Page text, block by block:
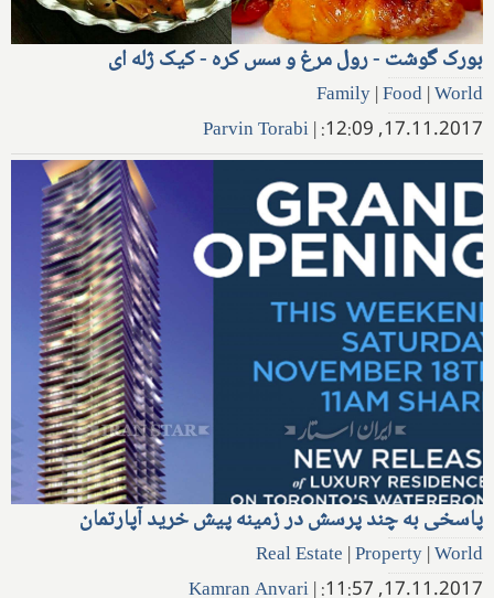
بورک گوشت - رول مرغ و سس کره - کیک ژله ای
Family|Food|World
17.11.2017, 12:09:
|
Parvin Torabi
پاسخی به چند پرسش در زمینه پیش خرید آپارتمان
Real Estate |Property|World
17.11.2017, 11:57:
|
Kamran Anvari